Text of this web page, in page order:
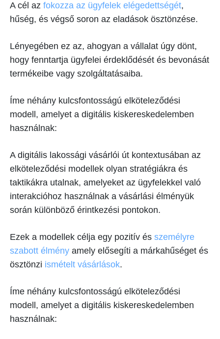
A cél az fokozza az ügyfelek elégedettségét,
hűség, és végső soron az eladások ösztönzése.
Lényegében ez az, ahogyan a vállalat úgy dönt,
hogy fenntartja ügyfelei érdeklődését és bevonását
termékeibe vagy szolgáltatásaiba.
Íme néhány kulcsfontosságú elköteleződési
modell, amelyet a digitális kiskereskedelemben
használnak:
A digitális lakossági vásárlói út kontextusában az
elköteleződési modellek olyan stratégiákra és
taktikákra utalnak, amelyeket az ügyfelekkel való
interakcióhoz használnak a vásárlási élményük
során különböző érintkezési pontokon.
Ezek a modellek célja egy pozitív és személyre
szabott élmény amely elősegíti a márkahűséget és
ösztönzi ismételt vásárlások.
Íme néhány kulcsfontosságú elköteleződési
modell, amelyet a digitális kiskereskedelemben
használnak: